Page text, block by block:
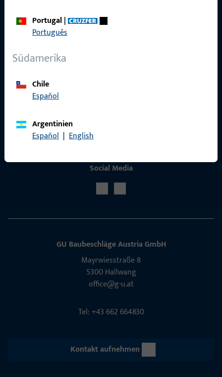
Portugal|
Português
Südamerika
Chile
Español
Argentinien
Español | English
Social Media
GU Baubeschläge Aus­tria GmbH
Mayrwies­straße 8
5300 Hall­wang
office@g-u.at
Tel: +43 662 664830
Kontakt aufnehmen